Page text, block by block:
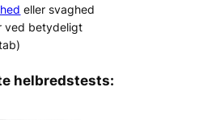
eller svaghed
ved betydeligt
helbredstests: